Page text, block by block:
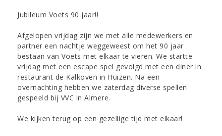
Jubileum Voets 90 jaar!!
Afgelopen vrijdag zijn we met alle medewerkers en
partner een nachtje weggeweest om het 90 jaar
bestaan van Voets met elkaar te vieren. We startte
vrijdag met een escape spel gevolgd met een diner in
restaurant de Kalkoven in Huizen. Na een
overnachting hebben we zaterdag diverse spellen
gespeeld bij VVC in Almere.
We kijken terug op een gezellige tijd met elkaar!